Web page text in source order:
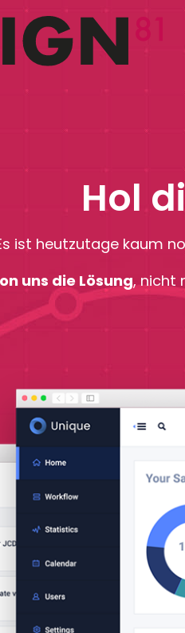
Hol
ist heutzutage kaum
uns die Lösung, nicht